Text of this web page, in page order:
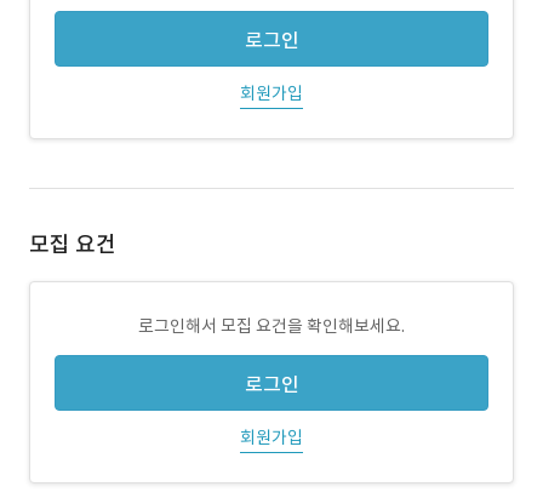
로그인
회원가입
모집 요건
로그인해서 모집 요건을 확인해보세요.
로그인
회원가입